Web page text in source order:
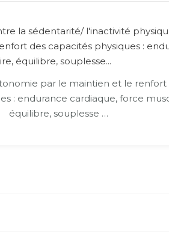
la sédentarité/ l'inactivité
des capacités physiques :
équilibre, souplesse...
par le maintien et le renfort
: endurance cardiaque, force
équilibre, souplesse …